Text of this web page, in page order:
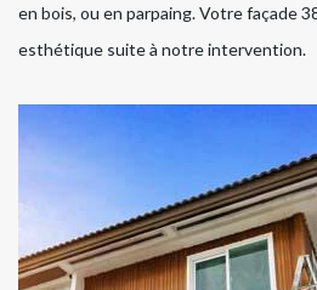
en bois, ou en parpaing. Votre façade
esthétique suite à notre intervention.